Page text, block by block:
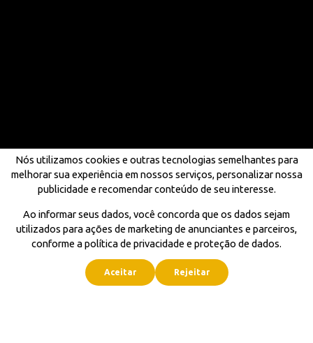
Nós utilizamos cookies e outras tecnologias semelhantes para
melhorar sua experiência em nossos serviços, personalizar nossa
publicidade e recomendar conteúdo de seu interesse.
Ao informar seus dados, você concorda que os dados sejam
utilizados para ações de marketing de anunciantes e parceiros,
conforme a política de privacidade e proteção de dados.
Aceitar Rejeitar